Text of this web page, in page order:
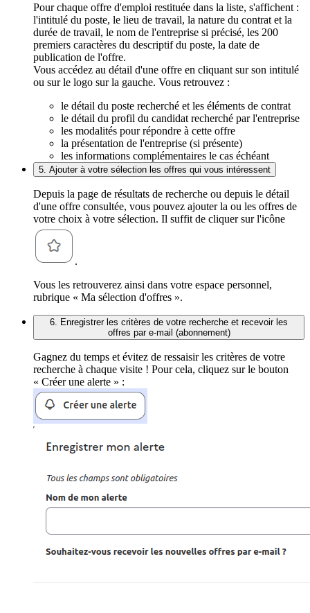
Pour chaque offre d'emploi restituée dans la liste, s'affichent :
l'intitulé du poste, le lieu de travail, la nature du contrat et la
durée de travail, le nom de l'entreprise si précisé, les 200
premiers caractères du descriptif du poste, la date de
publication de l'offre.
Vous accédez au détail d'une offre en cliquant sur son intitulé
ou sur le logo sur la gauche. Vous retrouvez :
le détail du poste recherché et les éléments de contrat
le détail du profil du candidat recherché par l'entreprise
les modalités pour répondre à cette offre
la présentation de l'entreprise (si présente)
les informations complémentaires le cas échéant
5. Ajouter à votre sélection les offres qui vous intéressent
Depuis la page de résultats de recherche ou depuis le détail
d'une offre consultée, vous pouvez ajouter la ou les offres de
votre choix à votre sélection. Il suffit de cliquer sur l'icône
.
Vous les retrouverez ainsi dans votre espace personnel,
rubrique « Ma sélection d'offres ».
6. Enregistrer les critères de votre recherche et recevoir les
offres par e-mail (abonnement)
Gagnez du temps et évitez de ressaisir les critères de votre
recherche à chaque visite ! Pour cela, cliquez sur le bouton
« Créer une alerte » :